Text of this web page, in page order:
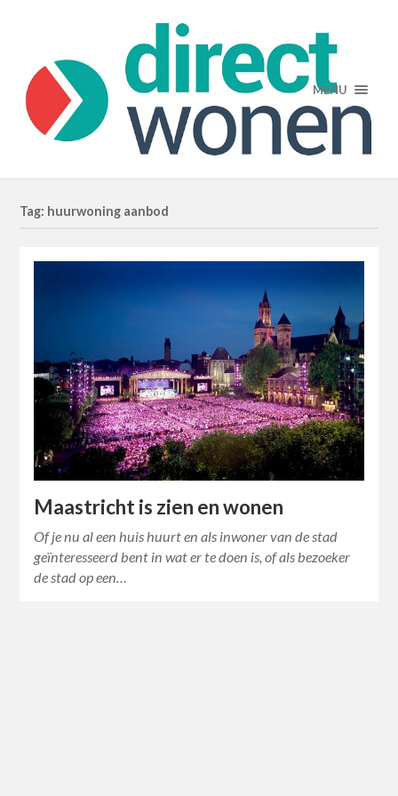
MENU
Tag: huurwoning aanbod
Maastricht is zien en wonen
Of je nu al een huis huurt en als inwoner van de stad
geïnteresseerd bent in wat er te doen is, of als bezoeker
de stad op een…